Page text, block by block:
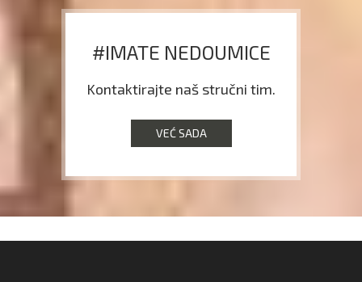
#IMATE NEDOUMICE
Kontaktirajte naš stručni tim.
VEĆ SADA